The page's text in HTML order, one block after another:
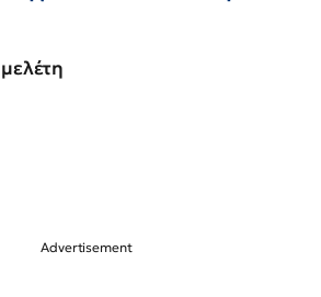
μελέτη